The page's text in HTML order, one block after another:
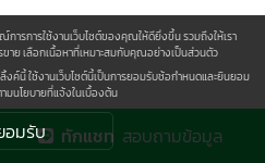
ารการใช้งานเว็บไซต์ของคุณให้ดียิ่งขึ้น รวมถึงให้เรา
าย เลือกเนื้อหาที่เหมาะสมกับคุณอย่างเป็นส่วนตัว
งค์นี้ ใช้งานเว็บไซต์นี้เป็นการยอมรับช้อกำหนดและยินยอม
มนโยบายที่แจ้งในเบื้องต้น
อมรับ ทักแชท สอบถามข้อมูล